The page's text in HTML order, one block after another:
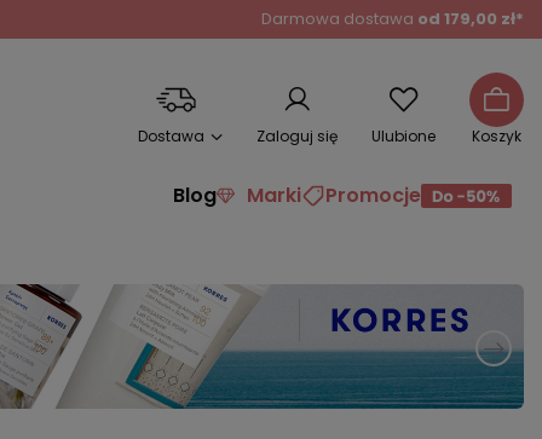
Darmowa dostawa od 179,00 zł*
Dostawa Zaloguj się Ulubione Koszyk
Blog Marki Promocje